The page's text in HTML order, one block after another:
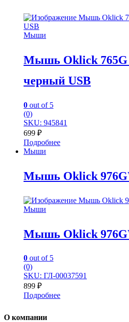
Мыши
Мышь Oklick 765G
черный USB
0 out of 5
(0)
SKU: 945841
699 ₽
Подробнее
Мыши
Мышь Oklick
Мыши
Мышь Oklick
0 out of 5
(0)
SKU: ГЛ-00037591
899 ₽
Подробнее
О компании